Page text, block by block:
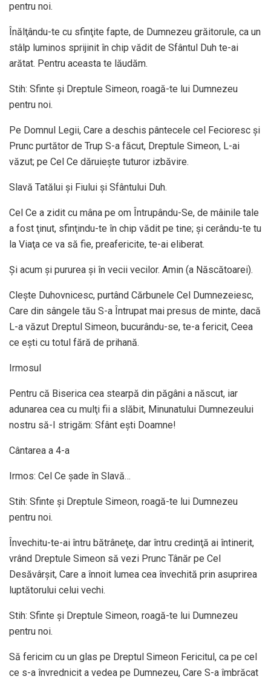
pentru noi.
Înălţându-te cu sfinţite fapte, de Dumnezeu grăitorule, ca un
stâlp luminos sprijinit în chip vădit de Sfântul Duh te-ai
arătat. Pentru aceasta te lăudăm.
Stih: Sfinte şi Dreptule Simeon, roagă-te lui Dumnezeu
pentru noi.
Pe Domnul Legii, Care a deschis pântecele cel Fecioresc şi
Prunc purtător de Trup S-a făcut, Dreptule Simeon, L-ai
văzut; pe Cel Ce dăruieşte tuturor izbăvire.
Slavă Tatălui şi Fiului şi Sfântului Duh.
Cel Ce a zidit cu mâna pe om Întrupându-Se, de mâinile tale
a fost ţinut, sfinţindu-te în chip vădit pe tine; şi cerându-te tu
la Viaţa ce va să fie, preafericite, te-ai eliberat.
Şi acum şi pururea şi în vecii vecilor. Amin (a Născătoarei).
Cleşte Duhovnicesc, purtând Cărbunele Cel Dumnezeiesc,
Care din sângele tău S-a Întrupat mai presus de minte, dacă
L-a văzut Dreptul Simeon, bucurându-se, te-a fericit, Ceea
ce eşti cu totul fără de prihană.
Irmosul
Pentru că Biserica cea stearpă din păgâni a născut, iar
adunarea cea cu mulţi fii a slăbit, Minunatului Dumnezeului
nostru să-I strigăm: Sfânt eşti Doamne!
Cântarea a 4-a
Irmos: Cel Ce şade în Slavă…
Stih: Sfinte şi Dreptule Simeon, roagă-te lui Dumnezeu
pentru noi.
Învechitu-te-ai întru bătrâneţe, dar întru credinţă ai întinerit,
vrând Dreptule Simeon să vezi Prunc Tânăr pe Cel
Desăvârşit, Care a înnoit lumea cea învechită prin asuprirea
luptătorului celui vechi.
Stih: Sfinte şi Dreptule Simeon, roagă-te lui Dumnezeu
pentru noi.
Să fericim cu un glas pe Dreptul Simeon Fericitul, ca pe cel
ce s-a învrednicit a vedea pe Dumnezeu, Care S-a îmbrăcat